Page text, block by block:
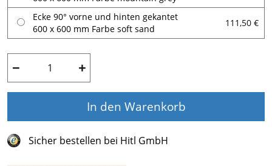
Ecke 90° vorne und hinten gekantet
600 x 600 mm Farbe soft sand
111,50 €
− +
In den Warenkorb
Sicher bestellen bei Hitl GmbH